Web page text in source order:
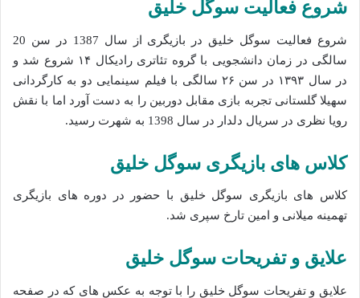
شروع فعالیت سوگل خلیق
شروع فعالیت سوگل خلیق در بازیگری از سال 1387 در سن 20
سالگی در زمان دانشجویی با گروه تئاتری رادیکال ۱۴ شروع شد و
در سال ۱۳۹۳ در سن ۲۶ سالگی با فیلم سینمایی دو به کارگردانی
سهیلا گلستانی تجربه بازی مقابل دوربین را به دست آورد اما با نقش
رویا نظری در سریال دلدار در سال 1398 به شهرت رسید.
کلاس های بازیگری سوگل خلیق
کلاس های بازیگری سوگل خلیق با حضور در دوره های بازیگری
تهمینه میلانی و امین تارخ سپری شد.
علایق و تفریحات سوگل خلیق
علایق و تفریحات سوگل خلیق را با توجه به عکس های که در صفحه